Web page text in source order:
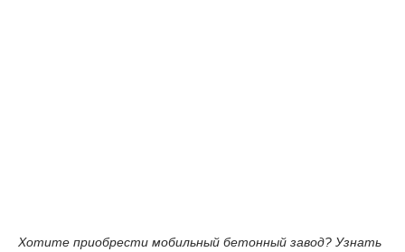
Хотите приобрести мобильный бетонный завод? Узнать